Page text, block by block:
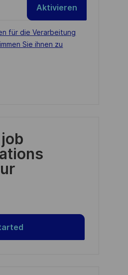
für die Verarbeitung
Sie ihnen zu
Aktivieren